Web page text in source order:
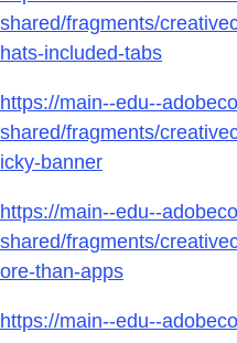
shared/fragments/
hats-included-tabs
https://main--edu--
shared/fragments/
icky-banner
https://main--edu--
shared/fragments/
ore-than-apps
https://main--edu--